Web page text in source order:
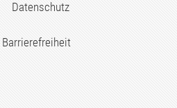
Datenschutz
Barrierefreiheit